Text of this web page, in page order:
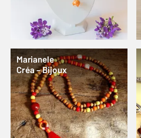
Marianele
Créa – Bijoux